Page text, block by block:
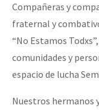
Compañeras y
fraternal y
“No Estamos
comunidades y
espacio de lucha
Nuestros hermanos